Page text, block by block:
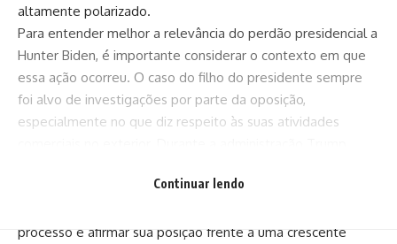
altamente polarizado.
Para entender melhor a relevância do perdão presidencial a
Hunter Biden, é importante considerar o contexto em que
essa ação ocorreu. O caso do filho do presidente sempre
foi alvo de investigações por parte da oposição,
especialmente no que diz respeito às suas atividades
uma alegada trama envolvendo corrupção internacional.
processo e afirmar sua posição frente a uma crescente
Continuar lendo